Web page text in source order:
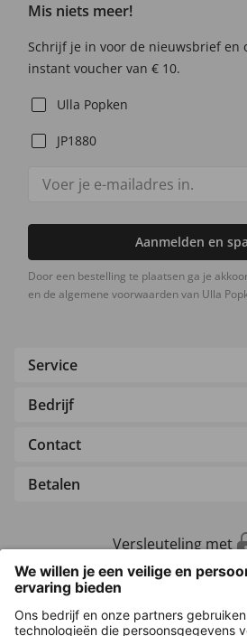
Mis niets meer!
Schrijf je in voor de nieuwsbrief en
instant voucher van € 10.
Ulla Popken
JP1880
Aanmelden en
Door een bestelling te plaatsen ga je
en de algemene voorwaarden van Ulla
Service
Bedrijf
Contact
Betalen
Versleuteling met
Overige webwinkels